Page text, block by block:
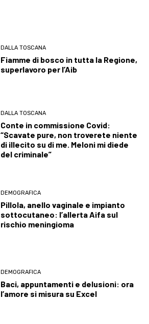
DALLA TOSCANA
Fiamme di bosco in tutta la Regione,
superlavoro per l’Aib
DALLA TOSCANA
Conte in commissione Covid:
“Scavate pure, non troverete niente
di illecito su di me. Meloni mi diede
del criminale”
DEMOGRAFICA
Pillola, anello vaginale e impianto
sottocutaneo: l’allerta Aifa sul
rischio meningioma
DEMOGRAFICA
Baci, appuntamenti e delusioni: ora
l’amore si misura su Excel